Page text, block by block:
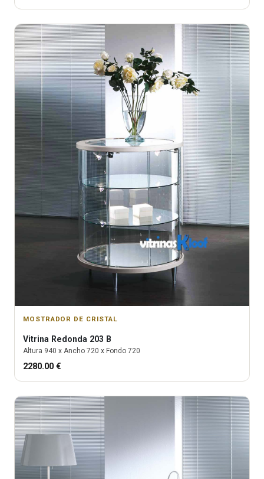
MOSTRADOR DE CRISTAL
Vitrina Redonda 203 B
Altura 940 x Ancho 720 x Fondo 720
2280.00 €